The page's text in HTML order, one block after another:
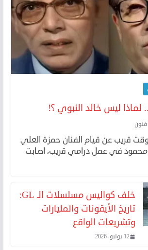
ليس خالد النبوي ؟!
قريب عن قيام الفنان حمزة العلي
في عمل درامي قريب، اصابت
خلف كواليس مسلسلات الـ GL:
تاريخ الأيقونات والمليارات
وتشريعات الواقع
12 يوليو، 2026